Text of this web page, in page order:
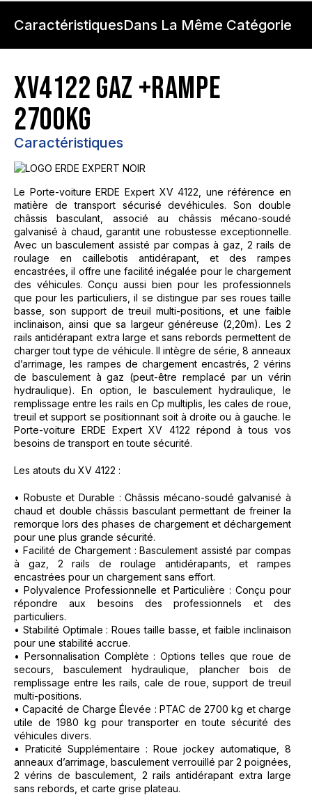
CaractéristiquesDans La Même Catégorie
XV4122 GAZ +RAMPE
2700KG
Caractéristiques
Le Porte-voiture ERDE Expert XV 4122, une référence en
matière de transport sécurisé devéhicules. Son double
châssis basculant, associé au châssis mécano-soudé
galvanisé à chaud, garantit une robustesse exceptionnelle.
Avec un basculement assisté par compas à gaz, 2 rails de
roulage en caillebotis antidérapant, et des rampes
encastrées, il offre une facilité inégalée pour le chargement
des véhicules. Conçu aussi bien pour les professionnels
que pour les particuliers, il se distingue par ses roues taille
basse, son support de treuil multi-positions, et une faible
inclinaison, ainsi que sa largeur généreuse (2,20m). Les 2
rails antidérapant extra large et sans rebords permettent de
charger tout type de véhicule. Il intègre de série, 8 anneaux
d’arrimage, les rampes de chargement encastrés, 2 vérins
de basculement à gaz (peut-être remplacé par un vérin
hydraulique). En option, le basculement hydraulique, le
remplissage entre les rails en Cp multiplis, les cales de roue,
treuil et support se positionnant soit à droite ou à gauche. le
Porte-voiture ERDE Expert XV 4122 répond à tous vos
besoins de transport en toute sécurité.
Les atouts du XV 4122 :
• Robuste et Durable : Châssis mécano-soudé galvanisé à
chaud et double châssis basculant permettant de freiner la
remorque lors des phases de chargement et déchargement
pour une plus grande sécurité.
• Facilité de Chargement : Basculement assisté par compas
à gaz, 2 rails de roulage antidérapants, et rampes
encastrées pour un chargement sans effort.
• Polyvalence Professionnelle et Particulière : Conçu pour
répondre aux besoins des professionnels et des
particuliers.
• Stabilité Optimale : Roues taille basse, et faible inclinaison
pour une stabilité accrue.
• Personnalisation Complète : Options telles que roue de
secours, basculement hydraulique, plancher bois de
remplissage entre les rails, cale de roue, support de treuil
multi-positions.
• Capacité de Charge Élevée : PTAC de 2700 kg et charge
utile de 1980 kg pour transporter en toute sécurité des
véhicules divers.
• Praticité Supplémentaire : Roue jockey automatique, 8
anneaux d’arrimage, basculement verrouillé par 2 poignées,
2 vérins de basculement, 2 rails antidérapant extra large
sans rebords, et carte grise plateau.